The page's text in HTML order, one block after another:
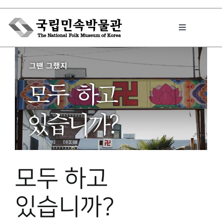
Skip
content
Toggle
박물관에서는
민속이야기
민속 인사이드
원문보기 PDF
모두 하고
있습니까?